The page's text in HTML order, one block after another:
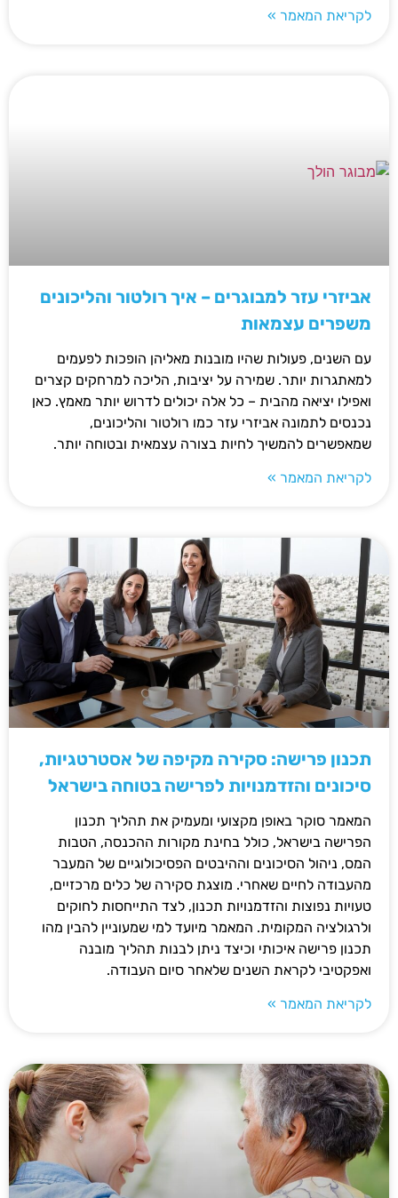
לקריאת המאמר »
אביזרי עזר למבוגרים – איך רולטור והליכונים
משפרים עצמאות
עם השנים, פעולות שהיו מובנות מאליהן הופכות לפעמים
למאתגרות יותר. שמירה על יציבות, הליכה למרחקים קצרים
ואפילו יציאה מהבית – כל אלה יכולים לדרוש יותר מאמץ. כאן
נכנסים לתמונה אביזרי עזר כמו רולטור והליכונים,
שמאפשרים להמשיך לחיות בצורה עצמאית ובטוחה יותר.
לקריאת המאמר »
תכנון פרישה: סקירה מקיפה של אסטרטגיות,
סיכונים והזדמנויות לפרישה בטוחה בישראל
המאמר סוקר באופן מקצועי ומעמיק את תהליך תכנון
הפרישה בישראל, כולל בחינת מקורות ההכנסה, הטבות
המס, ניהול הסיכונים וההיבטים הפסיכולוגיים של המעבר
מהעבודה לחיים שאחרי. מוצגת סקירה של כלים מרכזיים,
טעויות נפוצות והזדמנויות תכנון, לצד התייחסות לחוקים
ולרגולציה המקומית. המאמר מיועד למי שמעוניין להבין מהו
תכנון פרישה איכותי וכיצד ניתן לבנות תהליך מובנה
ואפקטיבי לקראת השנים שלאחר סיום העבודה.
לקריאת המאמר »